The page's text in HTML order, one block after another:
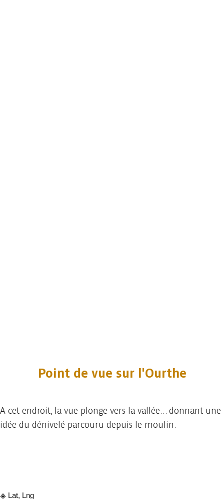
Point de vue sur l'Ourthe
A cet endroit, la vue plonge vers la vallée... donnant une
idée du dénivelé parcouru depuis le moulin.
Lat, Lng